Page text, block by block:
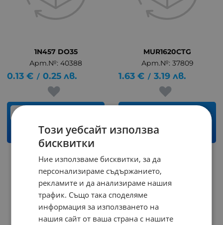
1N457 DO35
Арт.№: 40388
0.13 € / 0.25 лв.
КУПИ
MUR1620CTG
Арт.№: 37809
1.63 € / 3.19 лв.
бр.
КУПИ
Този уебсайт използва
бисквитки
Ние използваме бисквитки, за да
персонализираме съдържанието,
рекламите и да анализираме нашия
трафик. Също така споделяме
информация за използването на
нашия сайт от ваша страна с нашите